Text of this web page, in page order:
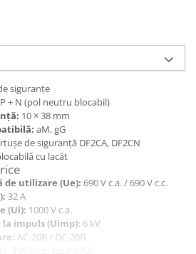
siguranțe
+ N (pol neutru blocabil)
10 × 38 mm
aM, gG
de siguranță DF2CA, DF2CN
cu lacăt
utilizare (Ue): 690 V c.a. / 690 V c.c.
32 A
(Ui): 1000 V c.a.
impuls (Uimp): 6 kV
AC-20B / DC-20B